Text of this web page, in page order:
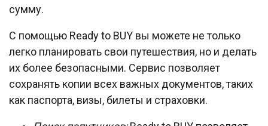
сумму.
С помощью Ready to BUY вы можете не только
легко планировать свои путешествия, но и делать
их более безопасными. Сервис позволяет
сохранять копии всех важных документов, таких
как паспорта, визы, билеты и страховки.